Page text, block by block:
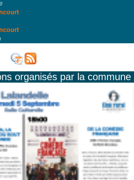
organisés par la commune